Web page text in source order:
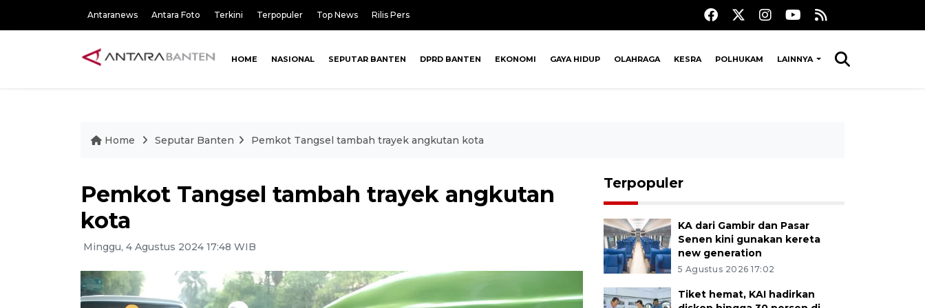
Antaranews Antara Foto Terkini Terpopuler Top News Rilis Pers
HOME NASIONAL SEPUTAR BANTEN DPRD BANTEN EKONOMI GAYA HIDUP OLAHRAGA KESRA POLHUKAM LAINNYA
Home Seputar Banten Pemkot Tangsel tambah trayek angkutan kota
Pemkot Tangsel tambah trayek angkutan
kota
Minggu, 4 Agustus 2024 17:48 WIB
Terpopuler
KA dari Gambir dan Pasar
Senen kini gunakan kereta
new generation
5 Agustus 2026 17:02
Tiket hemat, KAI hadirkan